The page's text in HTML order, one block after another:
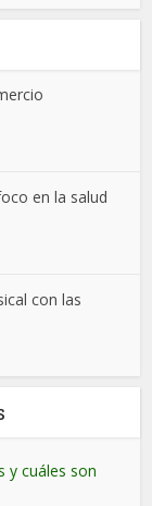
en la salud
con las
y cuáles son